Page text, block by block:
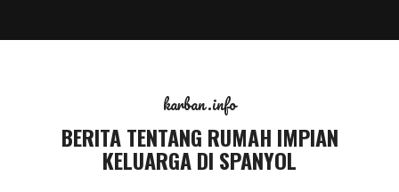
karban.info
BERITA TENTANG RUMAH IMPIAN
KELUARGA DI SPANYOL